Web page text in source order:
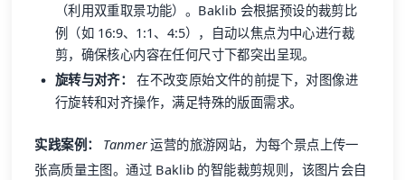
（利用双重取景功能）。Baklib 会根据预设的裁剪比
例（如 16:9、1:1、4:5），自动以焦点为中心进行裁
剪，确保核心内容在任何尺寸下都突出呈现。
旋转与对齐：
在不改变原始文件的前提下，对图像进
行旋转和对齐操作，满足特殊的版面需求。
实践案例： Tanmer运营的旅游网站，为每个景点上传一
张高质量主图。通过 Baklib 的智能裁剪规则，该图片会自